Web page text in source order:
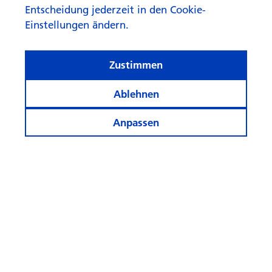
Entscheidung jederzeit in den Cookie-
Einstellungen ändern.
Anpassen
Ablehnen
Zustimmen